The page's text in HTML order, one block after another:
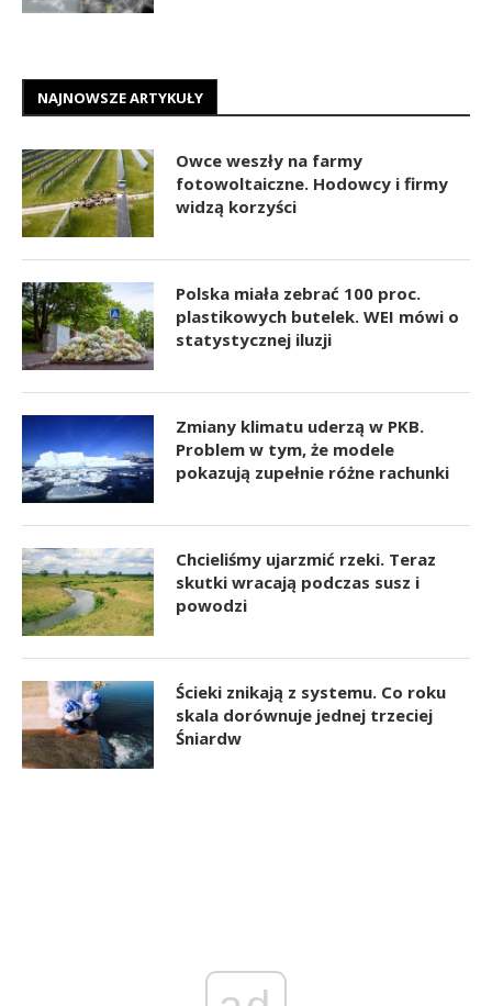
NAJNOWSZE ARTYKUŁY
Owce weszły na farmy
fotowoltaiczne. Hodowcy i firmy
widzą korzyści
Polska miała zebrać 100 proc.
plastikowych butelek. WEI mówi o
statystycznej iluzji
Zmiany klimatu uderzą w PKB.
Problem w tym, że modele
pokazują zupełnie różne rachunki
Chcieliśmy ujarzmić rzeki. Teraz
skutki wracają podczas susz i
powodzi
Ścieki znikają z systemu. Co roku
skala dorównuje jednej trzeciej
Śniardw